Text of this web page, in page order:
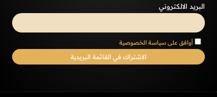
البريد الالكتروني
أوافق على سياسة الخصوصية